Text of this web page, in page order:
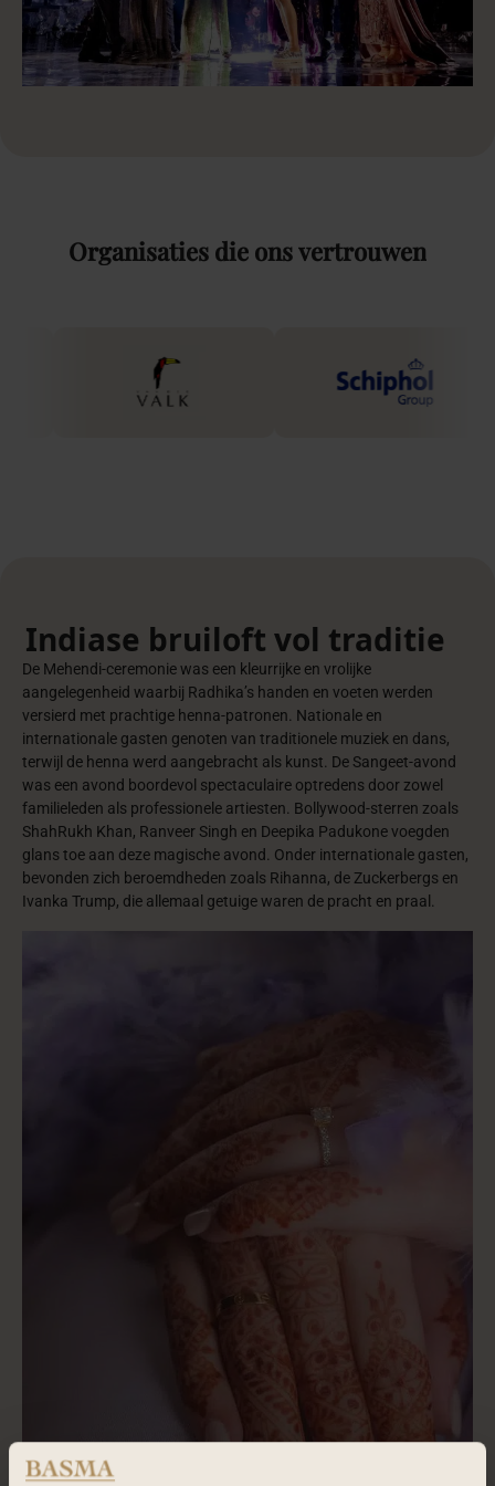
Organisaties die onsvertrouwen
Indiase bruiloft vol traditie
De Mehendi-ceremonie was een kleurrijke en vrolijke
aangelegenheid waarbij Radhika’s handen en voeten werden
versierd met prachtige henna-patronen. Nationale en
internationale gasten genoten van traditionele muziek en dans,
terwijl de henna werd aangebracht als kunst. De Sangeet-avond
was een avond boordevol spectaculaire optredens door zowel
familieleden als professionele artiesten. Bollywood-sterren zoals
ShahRukh Khan, Ranveer Singh en Deepika Padukone voegden
glans toe aan deze magische avond. Onder internationale gasten,
bevonden zich beroemdheden zoals Rihanna, de Zuckerbergs en
Ivanka Trump, die allemaal getuige waren de pracht en praal.